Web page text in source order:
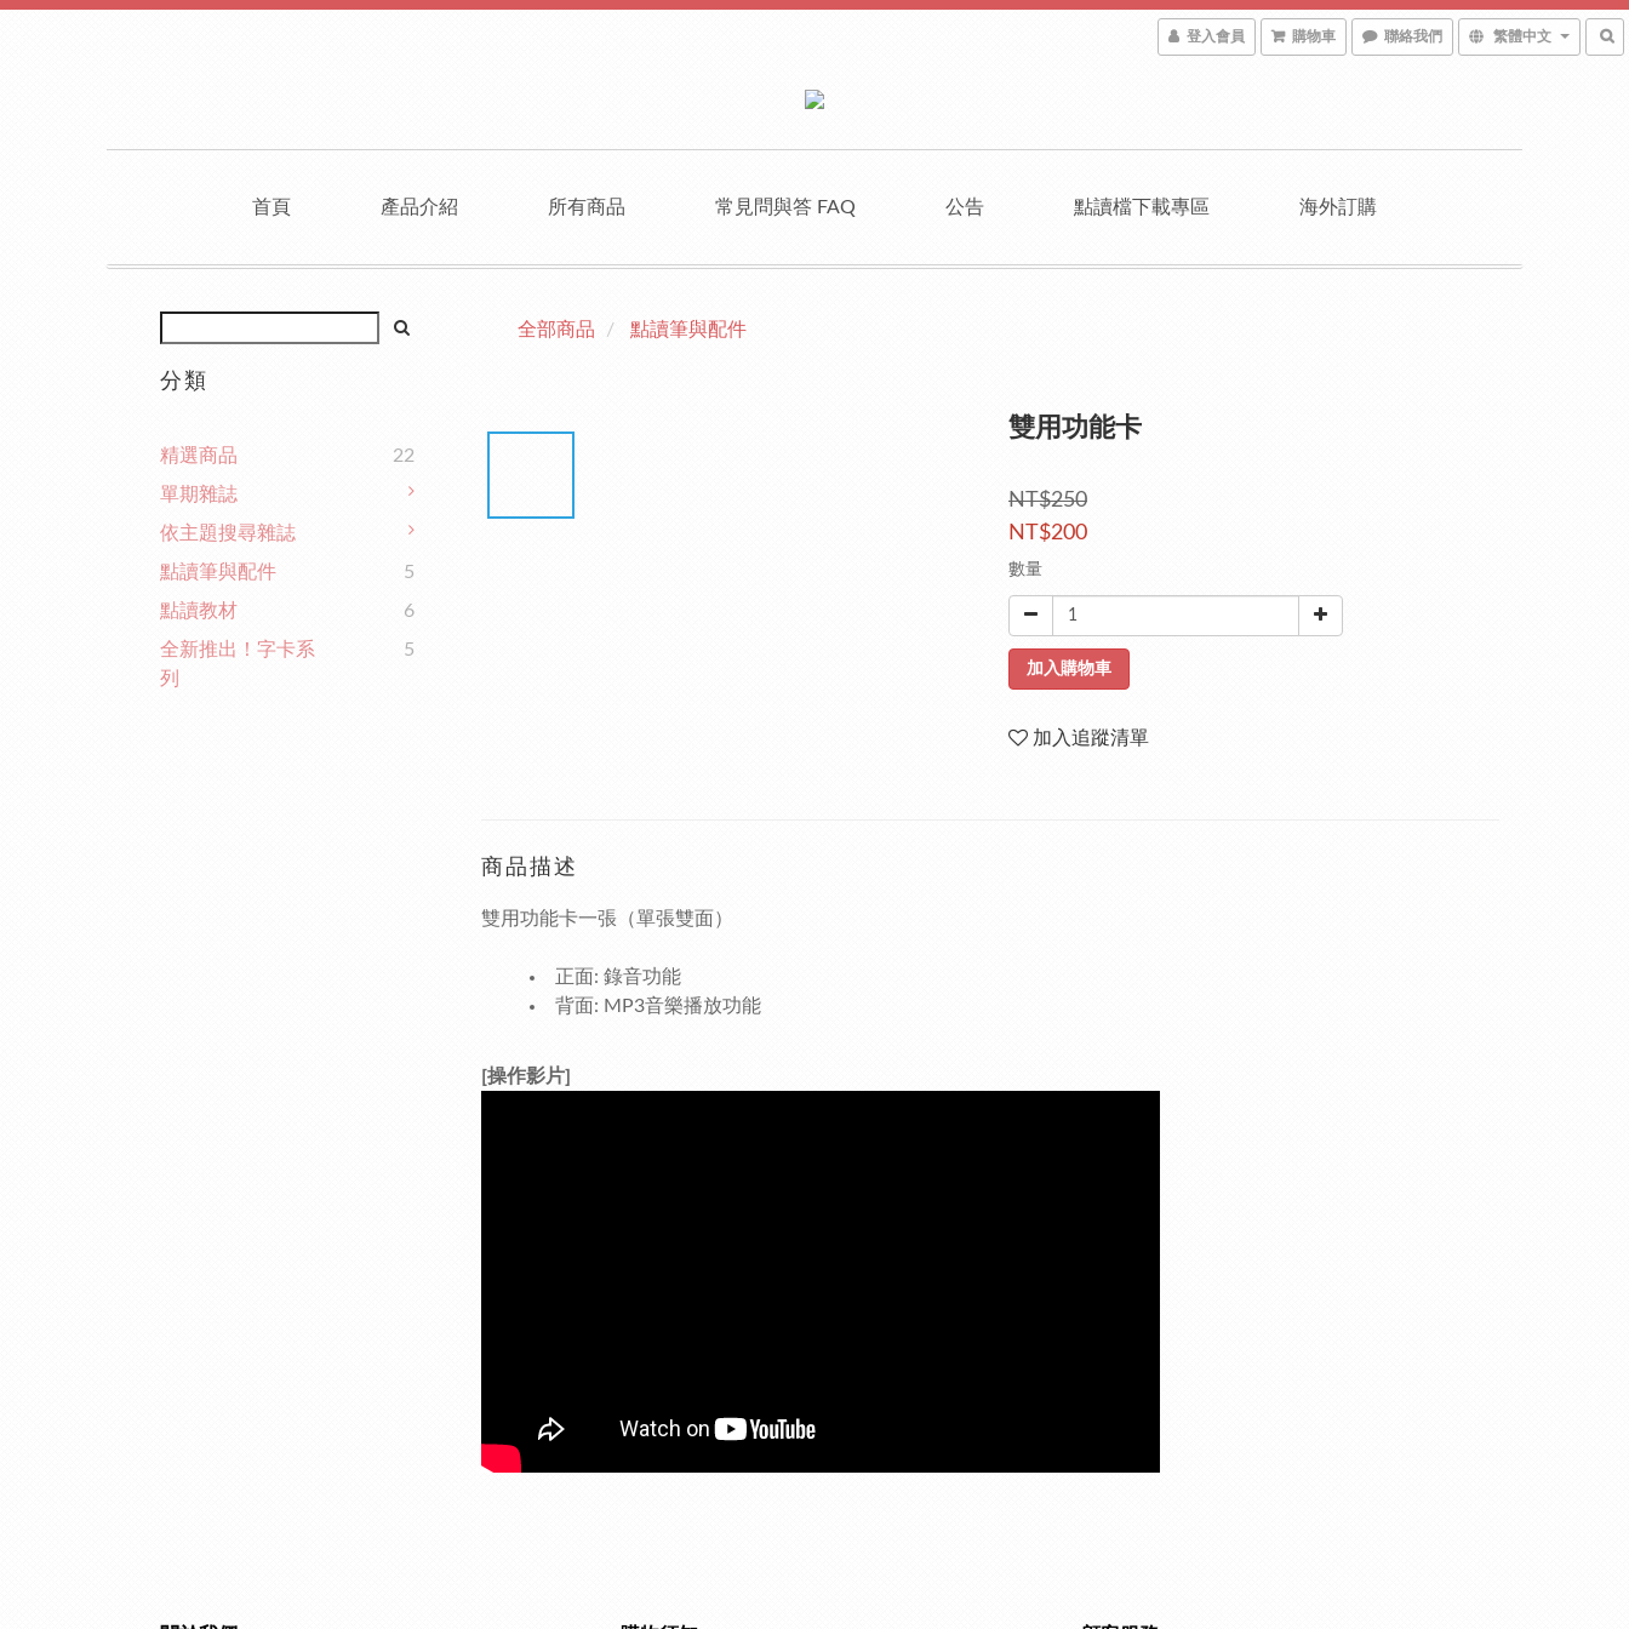
登入會員 購物車 聯絡我們 繁體中文
首頁 產品介紹 所有商品 常見問與答 FAQ 公告 點讀檔下載專區 海外訂購
分類
精選商品
22
單期雜誌
依主題搜尋雜誌
點讀筆與配件
5
點讀教材
6
全新推出！字卡系
列
5
全部商品 點讀筆與配件
雙用功能卡
NT$250
NT$200
數量
加入購物車
加入追蹤清單
商品描述
雙用功能卡一張（單張雙面）
正面: 錄音功能
背面: MP3音樂播放功能
[操作影片]